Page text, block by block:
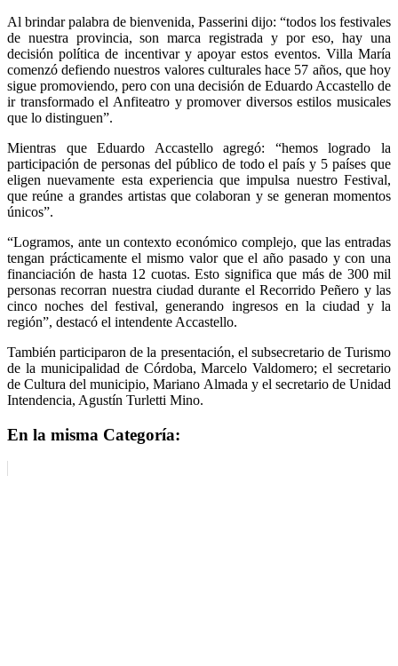
Al brindar palabra de bienvenida, Passerini dijo: “todos los festivales
de nuestra provincia, son marca registrada y por eso, hay una
decisión política de incentivar y apoyar estos eventos. Villa María
comenzó defiendo nuestros valores culturales hace 57 años, que hoy
sigue promoviendo, pero con una decisión de Eduardo Accastello de
ir transformado el Anfiteatro y promover diversos estilos musicales
que lo distinguen”.
Mientras que Eduardo Accastello agregó: “hemos logrado la
participación de personas del público de todo el país y 5 países que
eligen nuevamente esta experiencia que impulsa nuestro Festival,
que reúne a grandes artistas que colaboran y se generan momentos
únicos”.
“Logramos, ante un contexto económico complejo, que las entradas
tengan prácticamente el mismo valor que el año pasado y con una
financiación de hasta 12 cuotas. Esto significa que más de 300 mil
personas recorran nuestra ciudad durante el Recorrido Peñero y las
cinco noches del festival, generando ingresos en la ciudad y la
región”, destacó el intendente Accastello.
También participaron de la presentación, el subsecretario de Turismo
de la municipalidad de Córdoba, Marcelo Valdomero; el secretario
de Cultura del municipio, Mariano Almada y el secretario de Unidad
Intendencia, Agustín Turletti Mino.
En la misma Categoría: